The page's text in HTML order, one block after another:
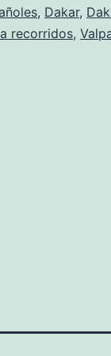
importante
del
, Dakar,
recorridos,